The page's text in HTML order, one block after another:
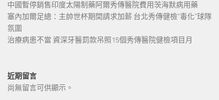
中國暫停銷售印度太陽制藥阿爾秀傳醫院費用茨海默病用藥
塞內加爾足總：主帥世杯期間請求加薪 台北秀傳健檢“毒化”球隊
氛圍
治療病患不當 資深牙醫罰款吊照15個秀傳醫院健檢項目月
近期留言
尚無留言可供顯示。